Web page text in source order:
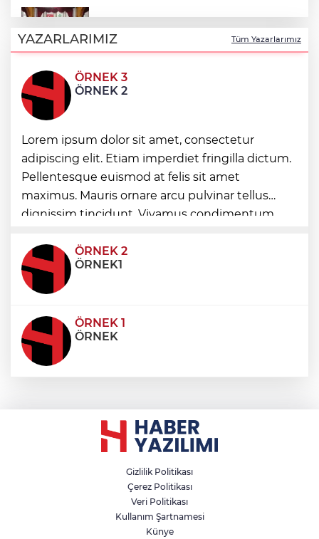
birliği
İpsala OSB'nin gelişimi için kritik ziyaret
Bursa Büyükşehir Harmancık’ta da yolları
yeniliyor
Ağrı'da toplu sünnet şöleni
YAZARLARIMIZ Tüm Yazarlarımız
ÖRNEK 3
ÖRNEK 2
Lorem ipsum dolor sit amet, consectetur
adipiscing elit. Etiam imperdiet fringilla dictum.
Pellentesque euismod at felis sit amet
maximus. Mauris ornare arcu pulvinar tellus
dignissim tincidunt. Vivamus condimentum
condimentum eros et, faucibus sapien. Praese
ÖRNEK 2
ÖRNEK1
ÖRNEK 1
ÖRNEK
Gizlilik Politikası
Çerez Politikası
Veri Politikası
Kullanım Şartnamesi
Künye